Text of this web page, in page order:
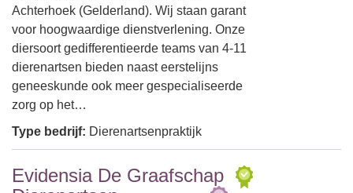
Achterhoek (Gelderland). Wij staan garant
voor hoogwaardige dienstverlening. Onze
diersoort gedifferentieerde teams van 4-11
dierenartsen bieden naast eerstelijns
geneeskunde ook meer gespecialiseerde
zorg op het…
Type bedrijf: Dierenartsenpraktijk
Evidensia De Graafschap